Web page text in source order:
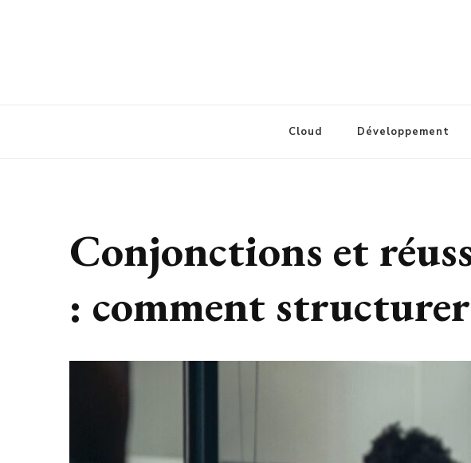
Cloud Développement
Conjonctions et
: comment structurer